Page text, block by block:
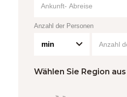
Anzahl der Personen
Wählen Sie Region aus